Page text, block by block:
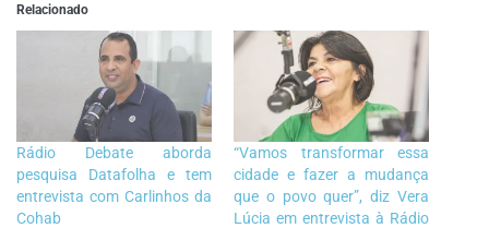
Relacionado
Rádio Debate aborda
pesquisa Datafolha e tem
entrevista com Carlinhos da
Cohab
“Vamos transformar essa
cidade e fazer a mudança
que o povo quer”, diz Vera
Lúcia em entrevista à Rádio